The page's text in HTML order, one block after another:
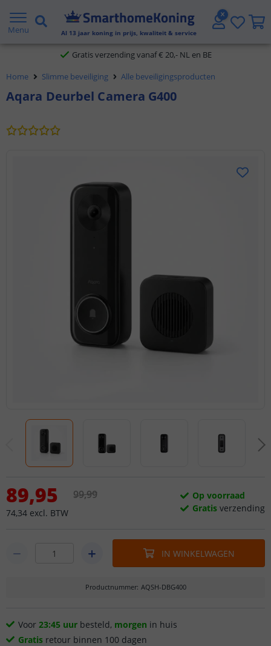
Menu Al 13 jaar koning in prijs, kwaliteit & service
2 jaar garantie
Gratis verzending vanaf € 20,- NL en BE
Klantbeoordeling 9.1
Home Slimme beveiliging Alle beveiligingsproducten
Aqara Deurbel Camera G400
89,95
74,34 excl. BTW
99,99
Op voorraad
Gratis verzending
IN WINKELWAGEN
Productnummer: AQSH-DBG400
Voor 23:45 uur besteld, morgen in huis
Gratis retour binnen 100 dagen